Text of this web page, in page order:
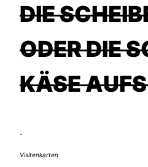
DIE
ODER DIE
KÄSE
.
Visitenkarten